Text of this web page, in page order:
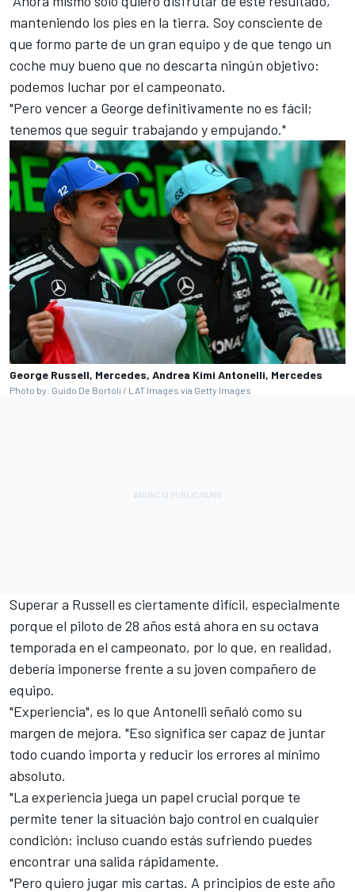
manteniendo los pies en la tierra. Soy consciente de
que formo parte de un gran equipo y de que tengo un
coche muy bueno que no descarta ningún objetivo:
podemos luchar por el campeonato.
"Pero vencer a George definitivamente no es fácil;
tenemos que seguir trabajando y empujando."
George Russell, Mercedes, Andrea Kimi Antonelli, Mercedes
Photo by: Guido De Bortoli / LAT Images via Getty Images
Superar a Russell es ciertamente difícil, especialmente
porque el piloto de 28 años está ahora en su octava
temporada en el campeonato, por lo que, en realidad,
debería imponerse frente a su joven compañero de
equipo.
"Experiencia", es lo que Antonelli señaló como su
margen de mejora. "Eso significa ser capaz de juntar
todo cuando importa y reducir los errores al mínimo
absoluto.
"La experiencia juega un papel crucial porque te
permite tener la situación bajo control en cualquier
condición: incluso cuando estás sufriendo puedes
encontrar una salida rápidamente.
"Pero quiero jugar mis cartas. A principios de este año